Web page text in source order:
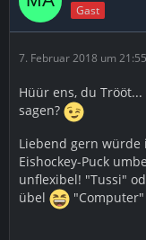
Gast
7. Februar 2018 um 21:55
Hüür ens, du
sagen?
Liebend gern
Eishockey-Puck
unflexibel! "Tussi"
übel